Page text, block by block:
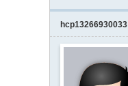
hcp13266930033